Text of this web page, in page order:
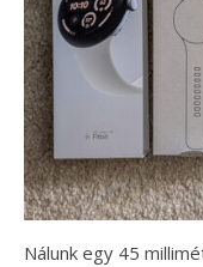
Nálunk egy 45